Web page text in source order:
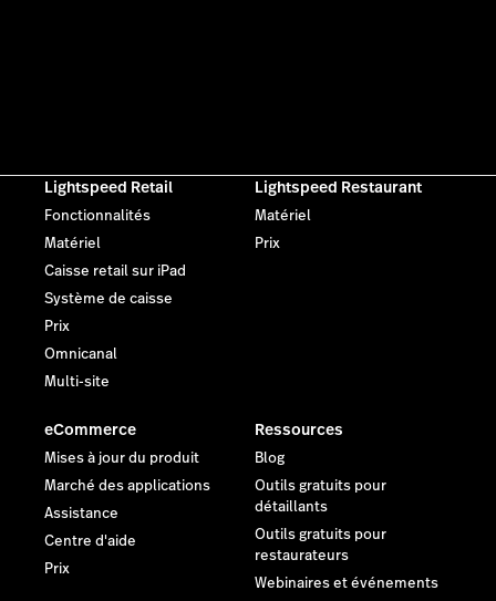
Lightspeed Retail
Fonctionnalités
Matériel
Caisse retail sur iPad
Système de caisse
Prix
Omnicanal
Multi-site
Lightspeed Restaurant
Matériel
Prix
eCommerce
Mises à jour du produit
Marché des applications
Assistance
Centre d'aide
Prix
Ressources
Blog
Outils gratuits pour
détaillants
Outils gratuits pour
restaurateurs
Webinaires et événements